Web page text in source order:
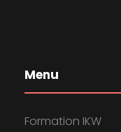
Menu
Formation IKW